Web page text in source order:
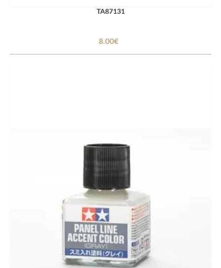
TA87131
8.00€